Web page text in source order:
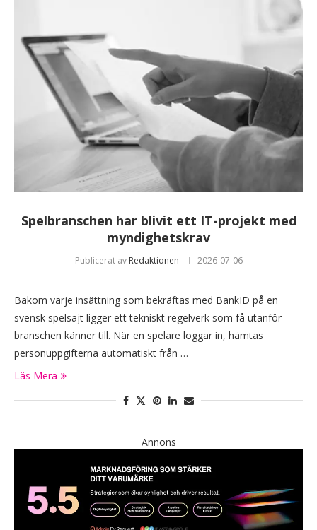
Spelbranschen har blivit ett IT-projekt med
myndighetskrav
Publicerat av Redaktionen 2026-07-06
Bakom varje insättning som bekräftas med BankID på en
svensk spelsajt ligger ett tekniskt regelverk som få utanför
branschen känner till. När en spelare loggar in, hämtas
personuppgifterna automatiskt från …
Läs Mera
Annons